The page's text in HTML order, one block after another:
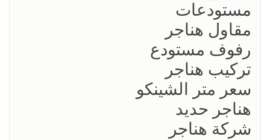
مستودعات
مقاول هناجر
رفوف مستودع
تركيب هناجر
سعر متر الشينكو
هناجر حديد
شركة هناجر